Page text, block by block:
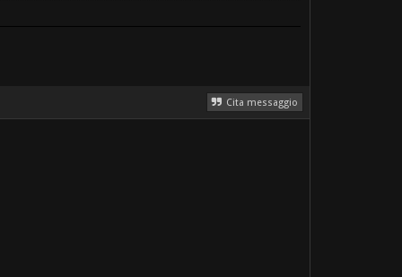
Cita messaggio